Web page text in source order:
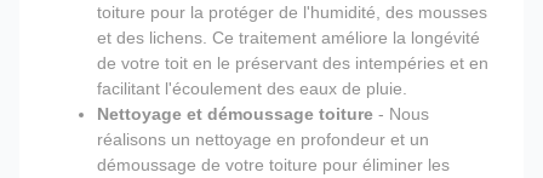
toiture pour la protéger de l'humidité, des mousses
et des lichens. Ce traitement améliore la longévité
de votre toit en le préservant des intempéries et en
facilitant l'écoulement des eaux de pluie.
Nettoyage et démoussage toiture - Nous
réalisons un nettoyage en profondeur et un
démoussage de votre toiture pour éliminer les